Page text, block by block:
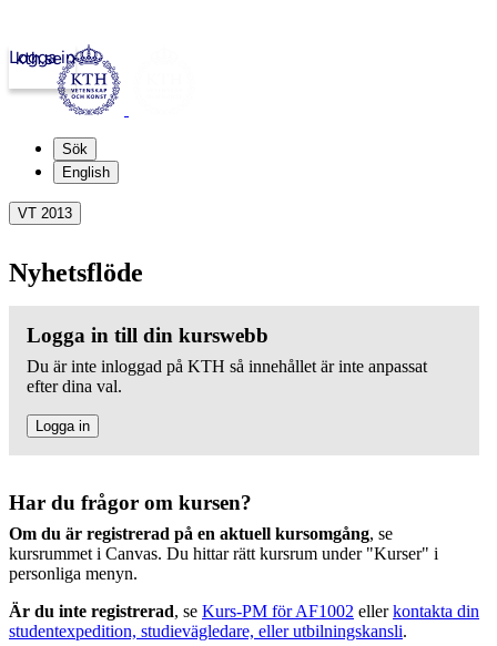
kth.se
Logga in
Sök
English
VT 2013
Nyhetsflöde
Logga in till din kurswebb
Du är inte inloggad på KTH så innehållet är inte anpassat
efter dina val.
Logga in
Har du frågor om kursen?
Om du är registrerad på en aktuell kursomgång, se
kursrummet i Canvas. Du hittar rätt kursrum under "Kurser" i
personliga menyn.
Är du inte registrerad, se Kurs-PM för AF1002 ellerkontakta din
studentexpedition, studievägledare, eller utbilningskansli.